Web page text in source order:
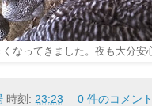
なってきました。夜も大分安
時刻: 23:23 0 件のコメン